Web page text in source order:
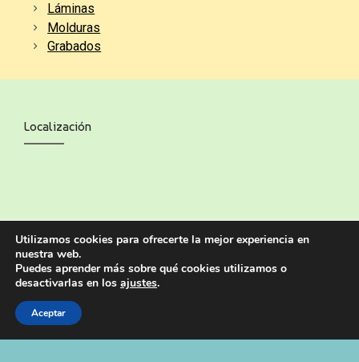
Láminas
Molduras
Grabados
Localización
Utilizamos cookies para ofrecerte la mejor experiencia en
nuestra web.
Puedes aprender más sobre qué cookies utilizamos o
desactivarlas en los ajustes.
Aceptar